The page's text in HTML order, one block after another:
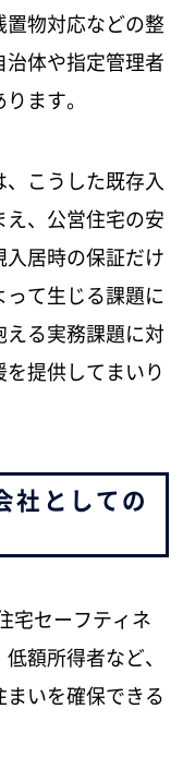
物対応などの整
体や指定管理者
ます。
こうした既存入
、公営住宅の安
居時の保証だけ
て生じる課題に
る実務課題に対
提供してまいり
社としての
宅セーフティネ
額所得者など、
いを確保できる